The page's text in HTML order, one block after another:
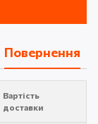
Повернення
Вартість
доставки